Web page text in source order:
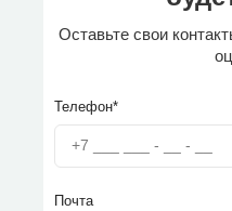
Оставьте свои
Телефон*
Почта